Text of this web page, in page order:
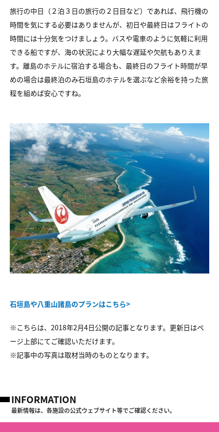
旅行の中日（２泊３日の旅行の２日目など）であれば、飛行機の
時間を気にする必要はありませんが、初日や最終日はフライトの
時間には十分気をつけましょう。バスや電車のように気軽に利用
できる船ですが、海の状況により大幅な遅延や欠航もありえま
す。離島のホテルに宿泊する場合も、最終日のフライト時間が早
めの場合は最終泊のみ石垣島のホテルを選ぶなど余裕を持った旅
程を組めば安心ですね。
石垣島や八重山諸島のプランはこちら>
※こちらは、2018年2月4日公開の記事となります。更新日はペ
ージ上部にてご確認いただけます。
※記事中の写真は取材当時のものとなります。
INFORMATION
最新情報は、各施設の公式ウェブサイト等でご確認ください。